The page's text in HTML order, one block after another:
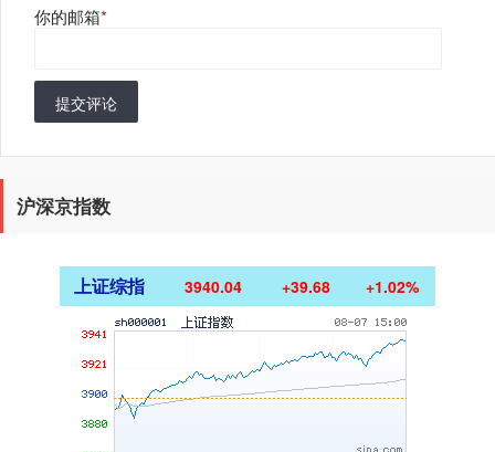
你的邮箱*
提交评论
沪深京指数
上证综指 3940.04 +39.68 +1.02%